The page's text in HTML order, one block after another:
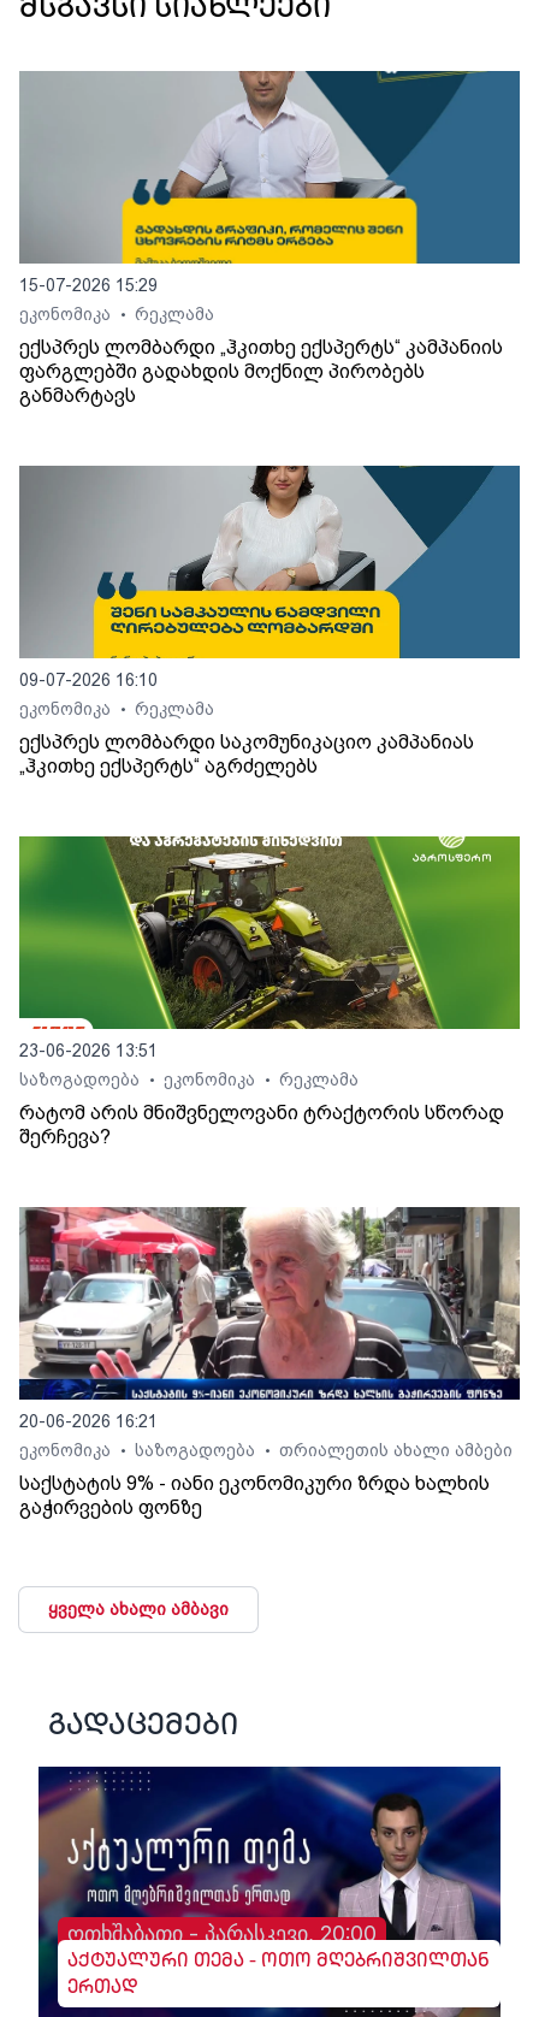
მსგავსი სიახლეები
15-07-2026 15:29
ეკონომიკა
• რეკლამა
ექსპრეს ლომბარდი „ჰკითხე ექსპერტს“ კამპანიის
ფარგლებში გადახდის მოქნილ პირობებს
განმარტავს
09-07-2026 16:10
ეკონომიკა
• რეკლამა
ექსპრეს ლომბარდი საკომუნიკაციო კამპანიას
„ჰკითხე ექსპერტს“ აგრძელებს
23-06-2026 13:51
საზოგადოება
• ეკონომიკა • რეკლამა
რატომ არის მნიშვნელოვანი ტრაქტორის სწორად
შერჩევა?
20-06-2026 16:21
ეკონომიკა
• საზოგადოება • თრიალეთის ახალი ამბები
საქსტატის 9% - იანი ეკონომიკური ზრდა ხალხის
გაჭირვების ფონზე
ყველა ახალი ამბავი
გადაცემები
ოთხშაბათი - პარასკევი, 20:00
აქტუალური თემა - ოთო მღებრიშვილთან
ერთად